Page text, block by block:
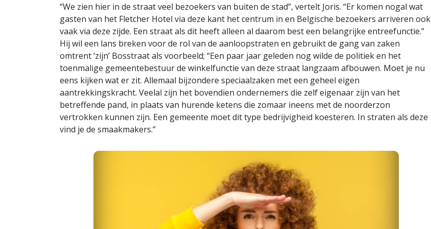
“We zien hier in de straat veel bezoekers van buiten de stad”, vertelt Joris. “Er komen nogal wat
gasten van het Fletcher Hotel via deze kant het centrum in en Belgische bezoekers arriveren ook
vaak via deze zijde. Een straat als dit heeft alleen al daarom best een belangrijke entreefunctie.”
Hij wil een lans breken voor de rol van de aanloopstraten en gebruikt de gang van zaken
omtrent ‘zijn’ Bosstraat als voorbeeld; “Een paar jaar geleden nog wilde de politiek en het
toenmalige gemeentebestuur de winkelfunctie van deze straat langzaam afbouwen. Moet je nu
eens kijken wat er zit. Allemaal bijzondere speciaalzaken met een geheel eigen
aantrekkingskracht. Veelal zijn het bovendien ondernemers die zelf eigenaar zijn van het
betreffende pand, in plaats van hurende ketens die zomaar ineens met de noorderzon
vertrokken kunnen zijn. Een gemeente moet dit type bedrijvigheid koesteren. In straten als deze
vind je de smaakmakers.”